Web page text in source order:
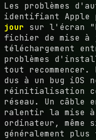
Les problèmes
identifiant Apple
jour sur l'écran
fichier de mise à
téléchargement
problèmes
tout recommencer.
dus à un bug iOS
réinitialisation
réseau. Un câble
ralentir la mise
ordinateur, même
généralement